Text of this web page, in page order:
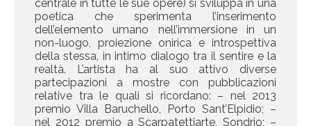
centrale in tutte le sue opere) si sviluppa in una
poetica che sperimenta l’inserimento
dell’elemento umano nell’immersione in un
non-luogo, proiezione onirica e introspettiva
della stessa, in intimo dialogo tra il sentire e la
realtà. L’artista ha al suo attivo diverse
partecipazioni a mostre con pubblicazioni
relative tra le quali si ricordano: – nel 2013
premio Villa Baruchello, Porto Sant’Elpidio; –
nel 2012 premio a Scarpatettiarte, Sondrio; –